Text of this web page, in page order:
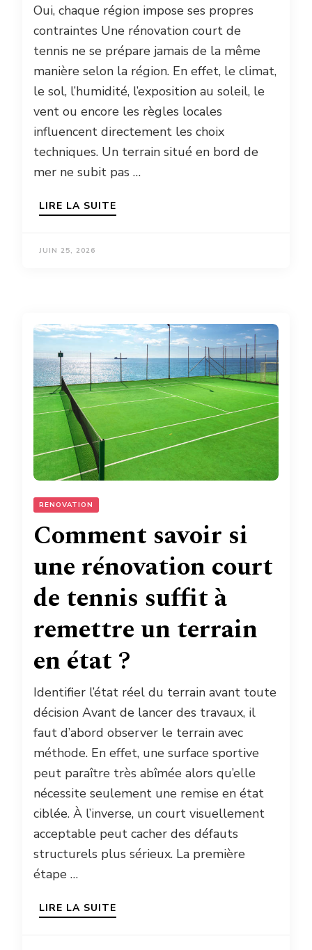
Oui, chaque région impose ses propres
contraintes Une rénovation court de
tennis ne se prépare jamais de la même
manière selon la région. En effet, le climat,
le sol, l’humidité, l’exposition au soleil, le
vent ou encore les règles locales
influencent directement les choix
techniques. Un terrain situé en bord de
mer ne subit pas …
LIRE LA SUITE
JUIN 25, 2026
RENOVATION
Comment savoir si
une rénovation court
de tennis suffit à
remettre un terrain
en état ?
Identifier l’état réel du terrain avant toute
décision Avant de lancer des travaux, il
faut d’abord observer le terrain avec
méthode. En effet, une surface sportive
peut paraître très abîmée alors qu’elle
nécessite seulement une remise en état
ciblée. À l’inverse, un court visuellement
acceptable peut cacher des défauts
structurels plus sérieux. La première
étape …
LIRE LA SUITE